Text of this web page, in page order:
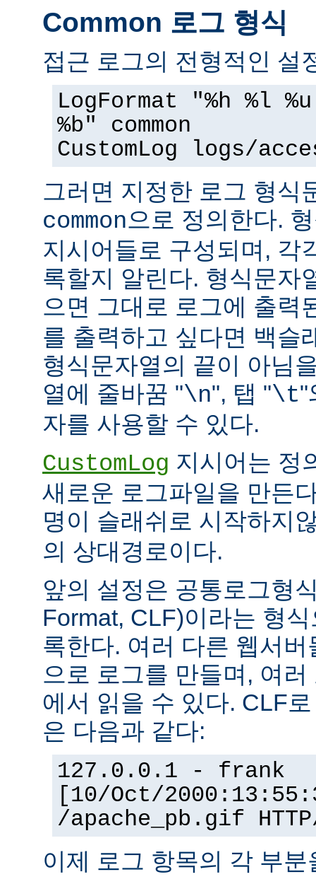
Common 로그 형식
접근 로그의 전형적인 설
LogFormat "%h %l
%b" common
CustomLog logs/
그러면 지정한 로그 형식
common으로 정의한다.
지시어들로 구성되며, 각
록할지 알린다. 형식문자
으면 그대로 로그에 출력
를 출력하고 싶다면 백슬
형식문자열의 끝이 아님
열에 줄바꿈 "\n", 탭 "\t"
자를 사용할 수 있다.
CustomLog 지시어는 정
새로운 로그파일을 만든
명이 슬래쉬로 시작하지
의 상대경로이다.
앞의 설정은 공통로그형
Format, CLF)이라는 형
록한다. 여러 다른 웹서
으로 로그를 만들며, 여
에서 읽을 수 있다. CLF
은 다음과 같다:
127.0.0.1 - frank
[10/Oct/
/apache_pb.gif
이제 로그 항목의 각 부